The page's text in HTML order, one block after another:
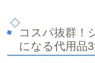
コスパ抜群！
になる代用品3